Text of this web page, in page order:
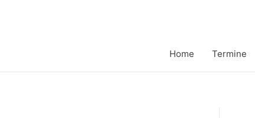
Home
Termine